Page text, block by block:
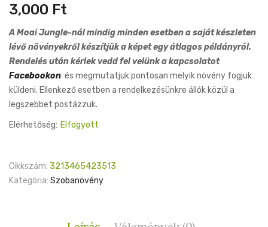
3,000 Ft
A Moai Jungle-nál mindig minden esetben a saját készleten
lévő növényekről készítjük a képet egy átlagos példányról.
Rendelés után kérlek vedd fel velünk a kapcsolatot
Facebookon és megmutatjuk pontosan melyik növény fogjuk
küldeni. Ellenkező esetben a rendelkezésünkre állók közül a
legszebbet postázzuk.
Elérhetőség: Elfogyott
Cikkszám: 3213465423513
Kategória: Szobanövény